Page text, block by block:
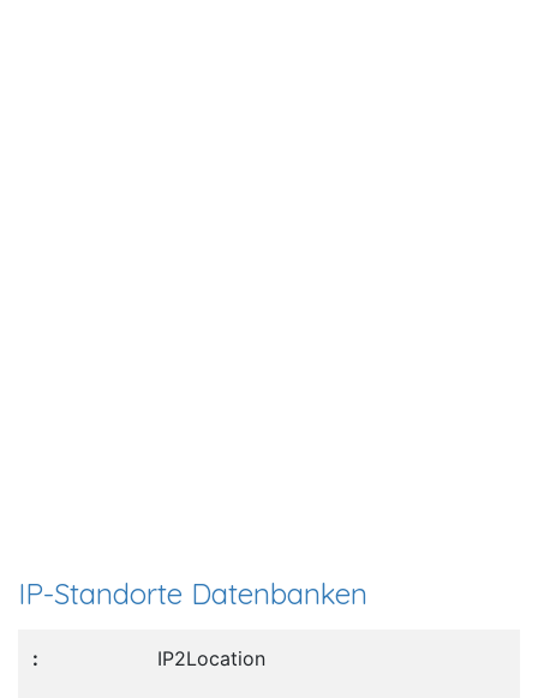
IP-Standorte Datenbanken
IP2Location